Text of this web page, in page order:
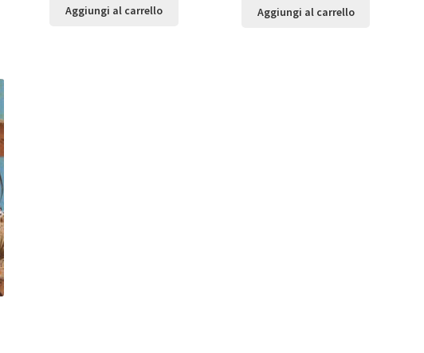
Aggiungi al carrello Aggiungi al carrello